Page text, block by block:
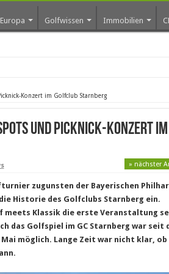
Golfwissen Immobilien
Community weiter aus
Konzert im Golfclub Starnberg
und Picknick-Konzert im
» nächster
zugunsten der Bayerischen
Historie des Golfclubs Starnberg ein.
meets Klassik die erste Veranstaltung
das Golfspiel im GC Starnberg war seit
möglich. Lange Zeit war nicht klar, ob